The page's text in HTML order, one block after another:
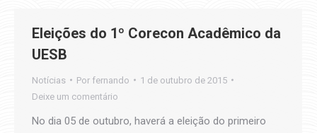
Eleições do 1º Corecon Acadêmico da
UESB
Notícias Por fernando
1 de outubro de 2015
Deixe um comentário
No dia 05 de outubro, haverá a eleição do primeiro